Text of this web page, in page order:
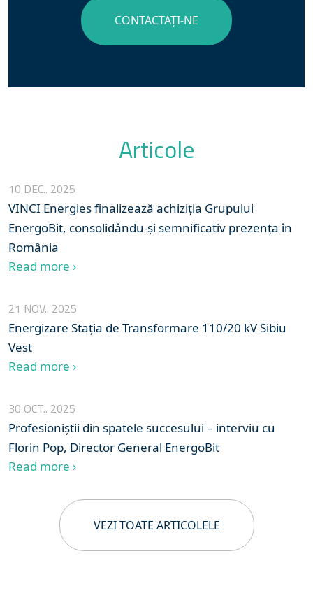
CONTACTAȚI-NE
Articole
10 DEC.. 2025
VINCI Energies finalizează achiziția Grupului
EnergoBit, consolidându-și semnificativ prezența în
România
Read more ›
21 NOV.. 2025
Energizare Stația de Transformare 110/20 kV Sibiu
Vest
Read more ›
30 OCT.. 2025
Profesioniștii din spatele succesului – interviu cu
Florin Pop, Director General EnergoBit
Read more ›
VEZI TOATE ARTICOLELE